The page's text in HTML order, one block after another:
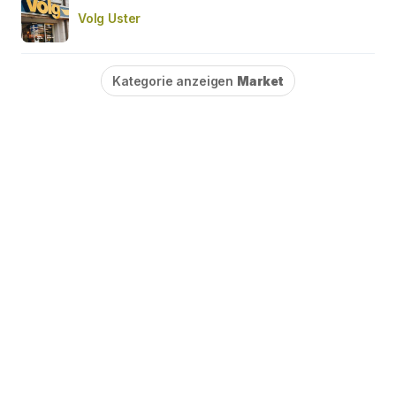
Volg Uster
Kategorie anzeigen Market